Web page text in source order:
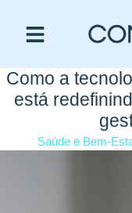
Como a
está
Saúde e Bem-